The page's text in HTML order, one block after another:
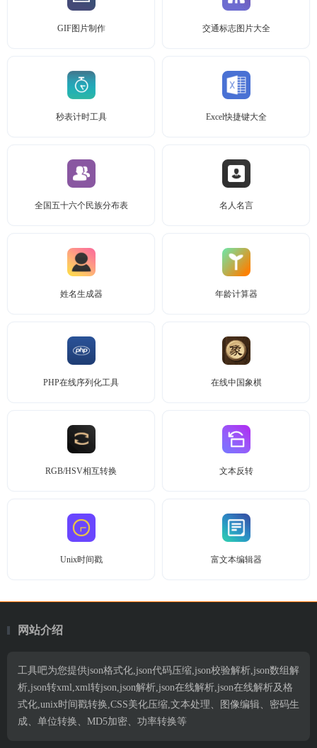
GIF图片制作 交通标志图片大全
秒表计时工具 Excel快捷键大全
全国五十六个民族分布表 名人名言
姓名生成器 年龄计算器
PHP在线序列化工具 在线中国象棋
RGB/HSV相互转换 文本反转
Unix时间戳 富文本编辑器
网站介绍
工具吧为您提供json格式化,json代码压缩,json校验解析,json数组解
析,json转xml,xml转json,json解析,json在线解析,json在线解析及格
式化,unix时间戳转换,CSS美化压缩,文本处理、图像编辑、密码生
成、单位转换、MD5加密、功率转换等